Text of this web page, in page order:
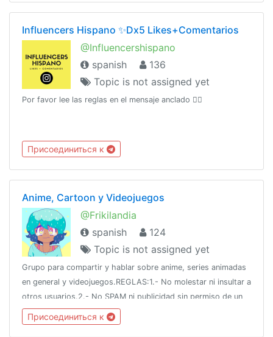
Influencers Hispano ✨Dx5 Likes+Comentarios
@Influencershispano
spanish
136
Topic is not assigned yet
Por favor lee las reglas en el mensaje anclado ☝🏻
Присоединиться к
Anime, Cartoon y Videojuegos
@Frikilandia
spanish
124
Topic is not assigned yet
Grupo para compartir y hablar sobre anime, series animadas
en general y videojuegos.REGLAS:1.- No molestar ni insultar a
otros usuarios.2.- No SPAM ni publicidad sin permiso de un
administrador.3.- El contenido H debe ser moderado (no
saturar el chat)
Присоединиться к